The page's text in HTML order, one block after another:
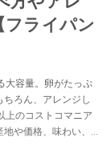
フライパン
大容量。卵がたっぷ
ろん、アレンジし
上のコストコマニア
や価格、味わい、